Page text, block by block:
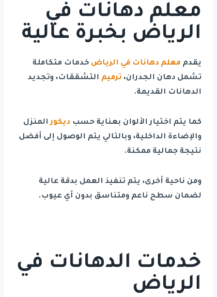
معلم دهانات في
الرياض بخبرة عالية
يقدم معلم دهانات في الرياض خدمات متكاملة
تشمل دهان الجدران، ترميم التشققات، وتجديد
الدهانات القديمة.
كما يتم اختيار الألوان بعناية حسب ديكورالمنزل
والإضاءة الداخلية، وبالتالي يتم الوصول إلى أفضل
نتيجة جمالية ممكنة.
ومن ناحية أخرى، يتم تنفيذ العمل بدقة عالية
لضمان سطح ناعم ومتناسق بدون أي عيوب.
خدمات الدهانات في
الرياض